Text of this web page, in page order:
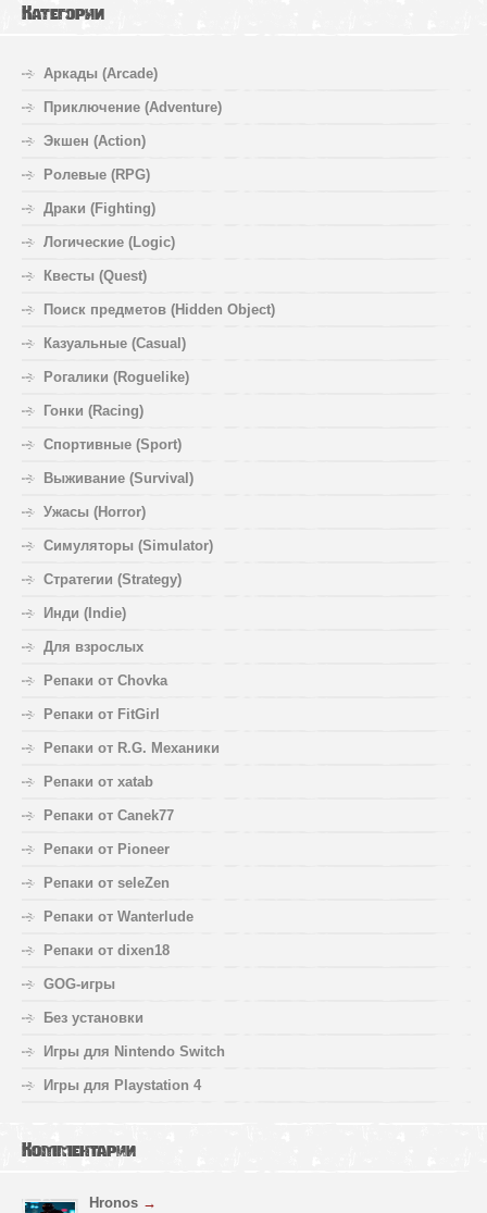
Категории
Аркады (Arcade)
Приключение (Adventure)
Экшен (Action)
Ролевые (RPG)
Драки (Fighting)
Логические (Logic)
Квесты (Quest)
Поиск предметов (Hidden Object)
Казуальные (Casual)
Рогалики (Roguelike)
Гонки (Racing)
Спортивные (Sport)
Выживание (Survival)
Ужасы (Horror)
Симуляторы (Simulator)
Стратегии (Strategy)
Инди (Indie)
Для взрослых
Репаки от Chovka
Репаки от FitGirl
Репаки от R.G. Механики
Репаки от xatab
Репаки от Canek77
Репаки от Pioneer
Репаки от seleZen
Репаки от Wanterlude
Репаки от dixen18
GOG-игры
Без установки
Игры для Nintendo Switch
Игры для Playstation 4
Комментарии
Hronos →